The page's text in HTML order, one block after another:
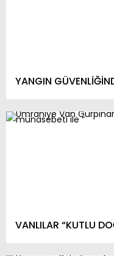
YANGIN
VANLILAR “KUTLU